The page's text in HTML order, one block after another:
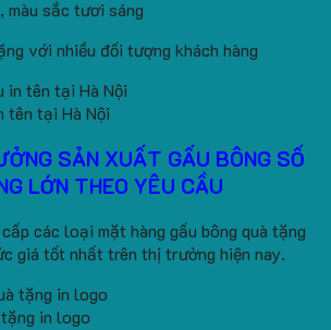
màu sắc tươi sáng
với nhiều đối tượng khách hàng
tên tại Hà Nội
SẢN XUẤT GẤU BÔNG SỐ
LỚN THEO YÊU CẦU
các loại mặt hàng gấu bông quà tặng
giá tốt nhất trên thị trường hiện nay.
in logo